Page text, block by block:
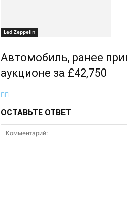
Led Zeppelin
Автомобиль, ранее
аукционе за £42,750
ОСТАВЬТЕ ОТВЕТ